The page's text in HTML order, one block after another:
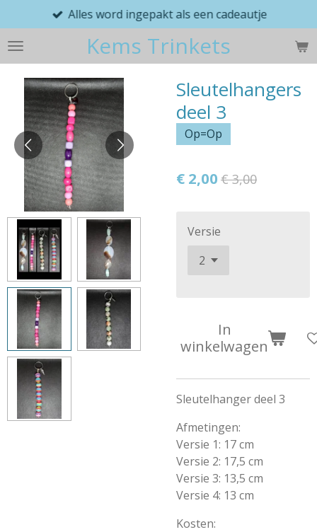
direct
naar
de
hoofdinhoud
Kems Trinkets
Alles word ingepakt als een cadeautje
Sleutelhangers
deel 3
Op=Op
€ 2,00 € 3,00
Versie
In
winkelwagen
Sleutelhanger deel 3
Afmetingen:
Versie 1: 17 cm
Versie 2: 17,5 cm
Versie 3: 13,5 cm
Versie 4: 13 cm
Kosten: